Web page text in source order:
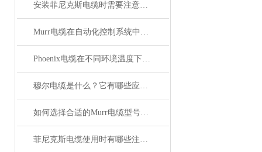
安装菲尼克斯电缆时需要注意哪些事项？
Murr电缆在自动化控制系统中的应用
Phoenix电缆在不同环境温度下的性能表现如何？
穆尔电缆是什么？它有哪些应用领域？
如何选择合适的Murr电缆型号和规格？
菲尼克斯电缆使用时有哪些注意事项？